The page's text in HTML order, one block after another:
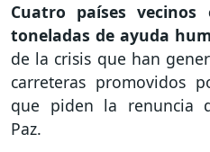
Cuatro países
toneladas de ayuda
de la crisis que han
carreteras promovidos
que piden la renuncia
Paz.